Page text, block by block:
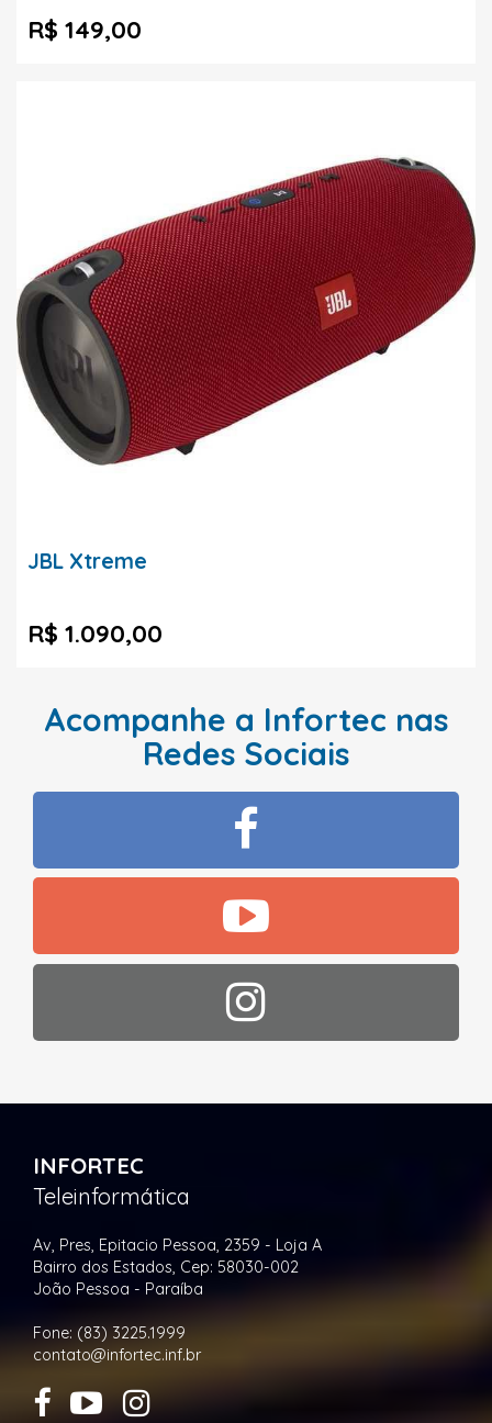
R$ 149,00
JBL Xtreme
R$ 1.090,00
Acompanhe a Infortec nas
Redes Sociais
INFORTEC
Teleinformática
Av, Pres, Epitacio Pessoa, 2359 - Loja A
Bairro dos Estados, Cep: 58030-002
João Pessoa - Paraíba
Fone: (83) 3225.1999
contato@infortec.inf.br